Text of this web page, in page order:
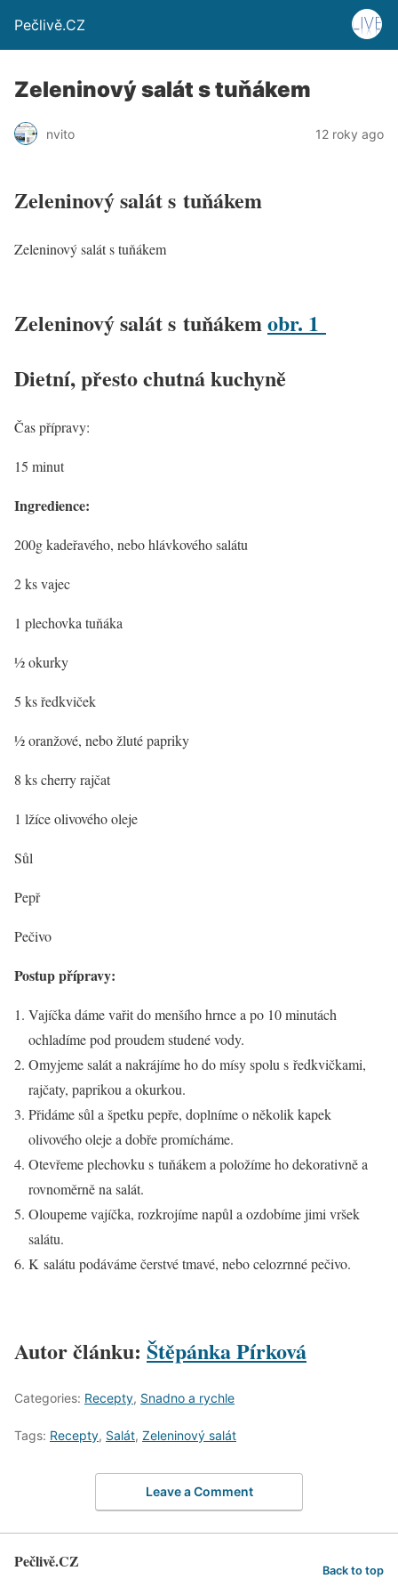
Pečlivě.CZ
Zeleninový salát s tuňákem
nvito 12 roky ago
Zeleninový salát s tuňákem
Zeleninový salát s tuňákem
Zeleninový salát s tuňákemobr. 1
Dietní, přesto chutná kuchyně
Čas přípravy:
15 minut
Ingredience:
200g kadeřavého, nebo hlávkového salátu
2 ks vajec
1 plechovka tuňáka
½ okurky
5 ks ředkviček
½ oranžové, nebo žluté papriky
8 ks cherry rajčat
1 lžíce olivového oleje
Sůl
Pepř
Pečivo
Postup přípravy:
Vajíčka dáme vařit do menšího hrnce a po 10 minutách
ochladíme pod proudem studené vody.
Omyjeme salát a nakrájíme ho do mísy spolu s ředkvičkami,
rajčaty, paprikou a okurkou.
Přidáme sůl a špetku pepře, doplníme o několik kapek
olivového oleje a dobře promícháme.
Otevřeme plechovku s tuňákem a položíme ho dekorativně a
rovnoměrně na salát.
Oloupeme vajíčka, rozkrojíme napůl a ozdobíme jimi vršek
salátu.
K salátu podáváme čerstvé tmavé, nebo celozrnné pečivo.
Autor článku: Štěpánka Pírková
Categories: Recepty, Snadno a rychle
Tags: Recepty, Salát, Zeleninový salát
Leave a Comment
Pečlivě.CZ Back to top